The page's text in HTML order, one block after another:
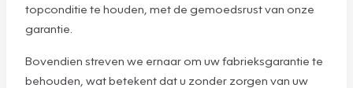
topconditie te houden, met de gemoedsrust van onze
garantie.
Bovendien streven we ernaar om uw fabrieksgarantie te
behouden, wat betekent dat u zonder zorgen van uw